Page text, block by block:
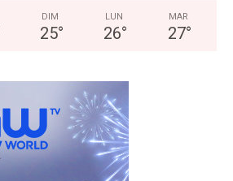
DIM
25°
LUN
26°
MAR
27°